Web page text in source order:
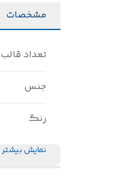
مشخصات
تعداد قالب
جنس
رنگ
نمایش بیشتر